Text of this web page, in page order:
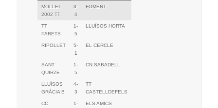
MOLLET
2002 TT
3-
4
FOMENT
TT
PARETS
1-
5
LLUÏSOS HORTA
RIPOLLET
5-
1
EL CERCLE
SANT
QUIRZE
1-
5
CN SABADELL
LLUÏSOS
GRÀCIA B
4-
3
TT
CASTELLDEFELS
CC
1-
ELS AMICS